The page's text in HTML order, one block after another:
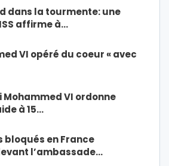
dans la tourmente: une
affirme à…
VI opéré du coeur « avec
Mohammed VI ordonne
à 15…
bloqués en France
l’ambassade…